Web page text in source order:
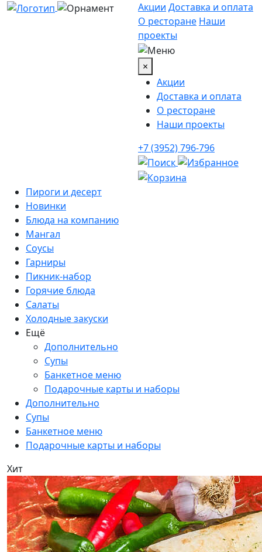
Акции Доставка и оплата
О ресторане Наши
проекты
×
Акции
Доставка и оплата
О ресторане
Наши проекты
+7 (3952) 796-796
Пироги и десерт
Новинки
Блюда на компанию
Мангал
Соусы
Гарниры
Пикник-набор
Горячие блюда
Салаты
Холодные закуски
Ещё
Дополнительно
Супы
Банкетное меню
Подарочные карты и наборы
Дополнительно
Супы
Банкетное меню
Подарочные карты и наборы
Хит